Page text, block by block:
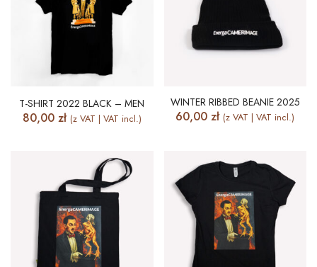
T-SHIRT 2022 BLACK – MEN
80,00 zł (z VAT | VAT incl.)
WINTER RIBBED BEANIE 2025
60,00zł (z VAT | VAT incl.)